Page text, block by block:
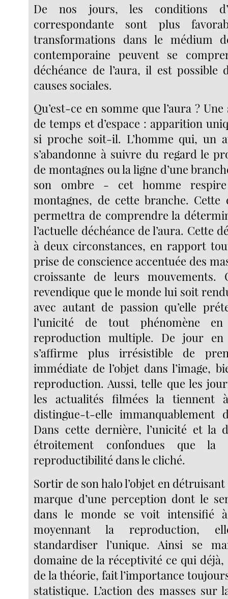
De nos jours, les conditions
correspondante sont plus
transformations dans le médium
contemporaine peuvent se
déchéance de l’aura, il est possible
causes sociales.
Qu’est-ce en somme que l’aura ?
de temps et d’espace : apparition
si proche soit-il. L’homme qui, un
s’abandonne à suivre du regard le
de montagnes ou la ligne d’une
son ombre - cet homme
montagnes, de cette branche. Cette
permettra de comprendre la
l’actuelle déchéance de l’aura. Cette
à deux circonstances, en rapport
prise de conscience accentuée des
croissante de leurs
revendique que le monde lui soit
avec autant de passion qu’elle
l’unicité de tout phénomène
reproduction multiple. De jour
s’affirme plus irrésistible de
immédiate de l’objet dans l’image,
reproduction. Aussi, telle que les
les actualités filmées la tiennent
distingue-t-elle immanquablement
Dans cette dernière, l’unicité et la
étroitement confondues que
reproductibilité dans le cliché.
Sortir de son halo l’objet en détruisant
marque d’une perception dont le
dans le monde se voit intensifié
moyennant la reproduction,
standardiser l’unique. Ainsi se
domaine de la réceptivité ce qui déjà,
de la théorie, fait l’importance
statistique. L’action des masses sur